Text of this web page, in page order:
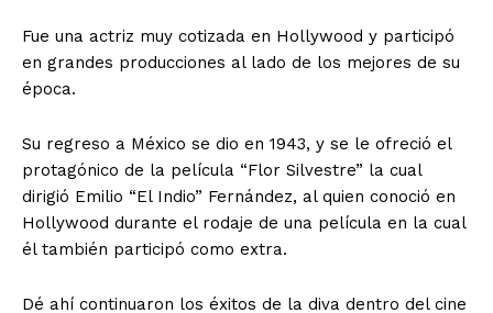
Fue una actriz muy cotizada en Hollywood y participó
en grandes producciones al lado de los mejores de su
época.
Su regreso a México se dio en 1943, y se le ofreció el
protagónico de la película “Flor Silvestre” la cual
dirigió Emilio “El Indio” Fernández, al quien conoció en
Hollywood durante el rodaje de una película en la cual
él también participó como extra.
Dé ahí continuaron los éxitos de la diva dentro del cine